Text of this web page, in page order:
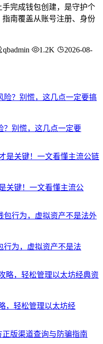
完成钱包创建，是守护个
南覆盖从账号注册、身份
qbadmin 1.2K
2026-08-
？别慌，这几点一定要
关键！一文看懂主流公
行为，虚拟资产不是法
，轻松管理以太坊经